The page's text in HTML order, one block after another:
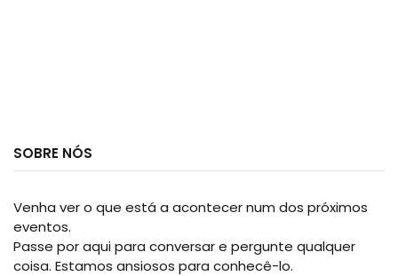
SOBRE NÓS
Venha ver o que está a acontecer num dos próximos
eventos.
​Passe por aqui para conversar e pergunte qualquer
coisa. Estamos ansiosos para conhecê-lo.